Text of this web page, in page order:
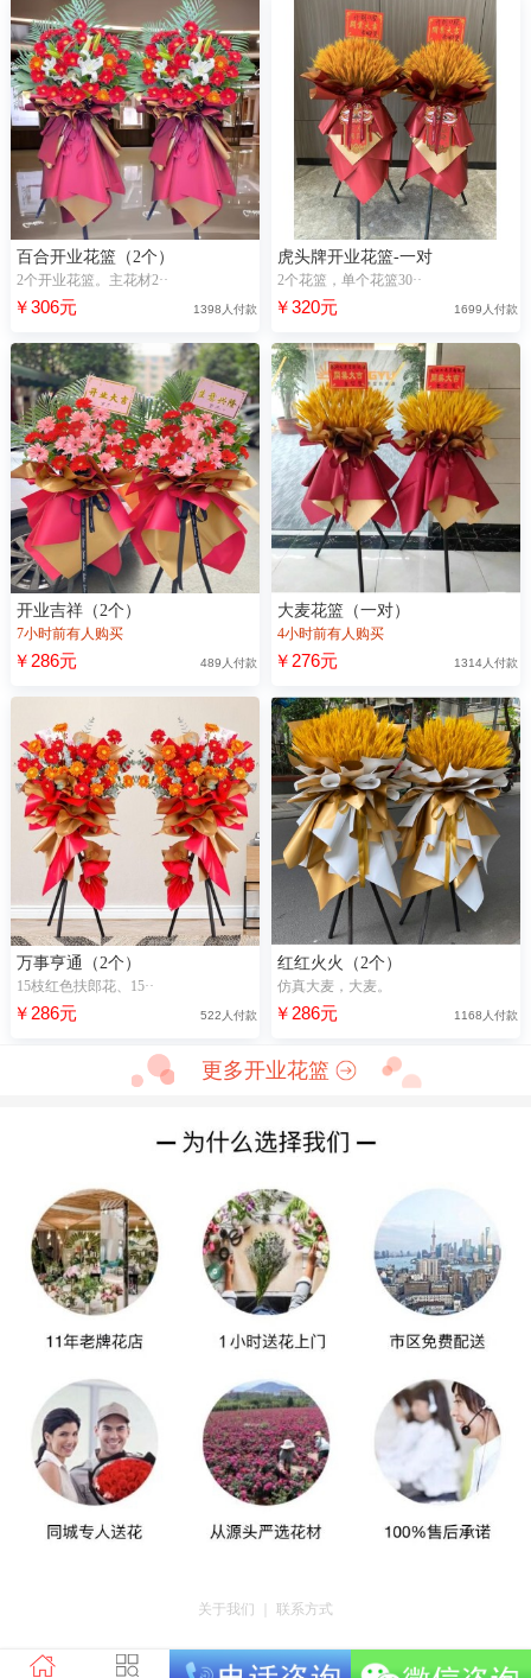
百合开业花篮（2个）
2个开业花篮。主花材2··
￥306元 1398人付款
虎头牌开业花篮-一对
2个花篮，单个花篮30··
￥320元 1699人付款
开业吉祥（2个）
7小时前有人购买
￥286元 489人付款
大麦花篮（一对）
4小时前有人购买
￥276元 1314人付款
万事亨通（2个）
15枝红色扶郎花、15··
￥286元 522人付款
红红火火（2个）
仿真大麦，大麦。
￥286元 1168人付款
更多开业花篮
关于我们 联系方式
版权所有：重庆千之汇电子商务有限公司 地址：重庆市荣昌区昌州街道迎宾大
道南段3号18栋3-16 电话：tel023-46761716